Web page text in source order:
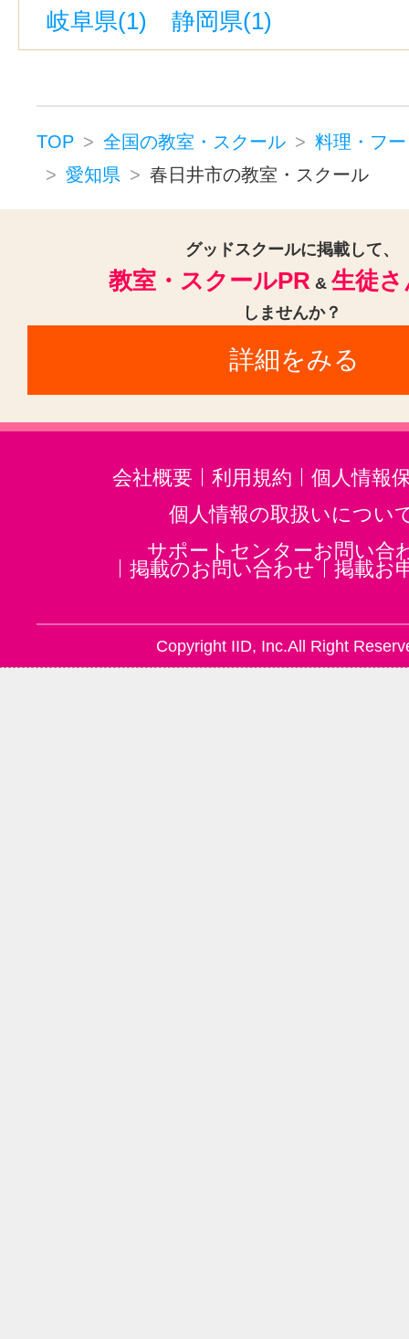
刈谷駅(1)
高蔵寺駅(1)
新栄町駅(愛知)(1)
千種駅(1)
伏見駅(愛知)(1)
尾張一宮駅(1)
中村区役所駅(1)
相生山駅(1)
新豊田駅(1)
高岳駅(愛知)(1)
藤が丘駅(愛知)(1)
名鉄一宮駅(1)
浅間町駅(1)
岐阜県(1) 静岡県(1)
TOP 全国の教室・スクール
料理・フ
愛知県
春日井市の教室・スクール
グッドスクールに掲載して、
教室・スクールPR & 生徒
しませんか？
詳細をみる
会社概要 利用規約
個人情報
個人情報の取扱いについ
サポートセンターお問い合
掲載のお問い合わせ
掲載お
Copyright IID, Inc.All Right